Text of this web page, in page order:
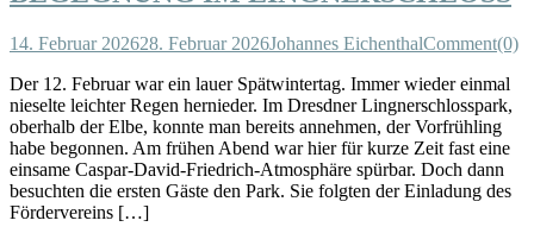
14. Februar 202628. Februar 2026Johannes EichenthalComment(0)
Der 12. Februar war ein lauer Spätwintertag. Immer wieder einmal
nieselte leichter Regen hernieder. Im Dresdner Lingnerschlosspark,
oberhalb der Elbe, konnte man bereits annehmen, der Vorfrühling
habe begonnen. Am frühen Abend war hier für kurze Zeit fast eine
einsame Caspar-David-Friedrich-Atmosphäre spürbar. Doch dann
besuchten die ersten Gäste den Park. Sie folgten der Einladung des
Fördervereins […]